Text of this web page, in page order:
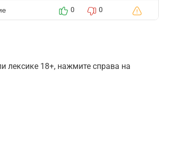
0 0
лексике 18+, нажмите справа на